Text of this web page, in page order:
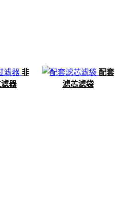
非
器
配套
滤芯滤袋